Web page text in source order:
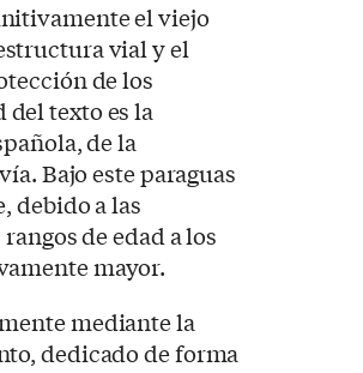
el viejo
vial y el
de los
del texto es la
de la
Bajo este paraguas
debido a las
de edad a los
mayor.
mediante la
dedicado de forma